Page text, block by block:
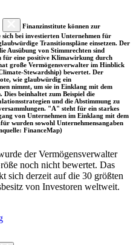
Finanzinstitute können zur
bei investierten Unternehmen für
Transitionspläne einsetzen. Der
Ausübung von Stimmrechten sind
für eine positive Klimawirkung durch
große Vermögensverwalter im Hinblick
Stewardship) bewertet. Der
wie glaubwürdig ein
nimmt, um sie in Einklang mit dem
beinhaltet zum Beispiel die
und die Abstimmung zu
"A" steht für ein starkes
von Unternehmen im Einklang mit dem
wurden sowohl Unternehmensangaben
FinanceMap)
der Vermögensverwalter
noch nicht bewertet. Das
sich derzeit auf die 30 größten
von Investoren weltweit.